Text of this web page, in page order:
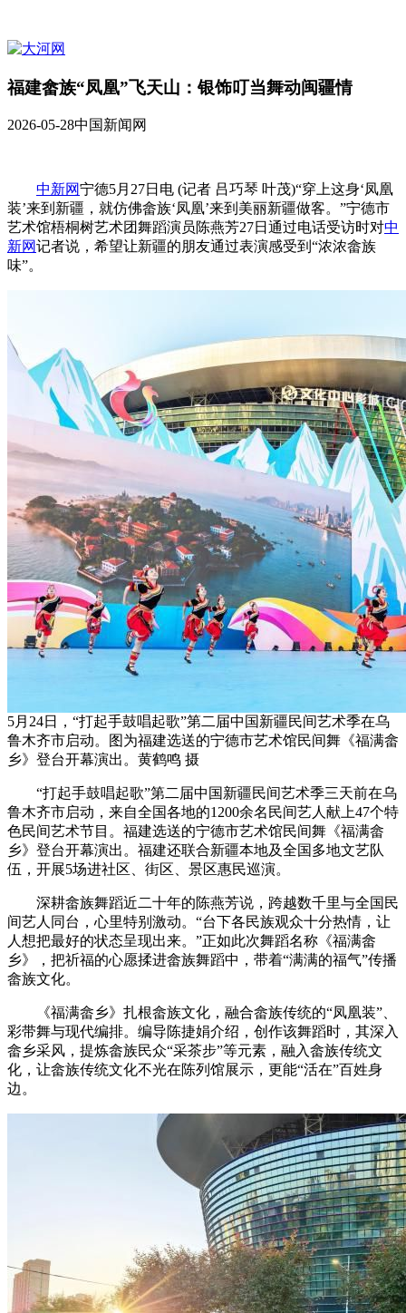
福建畲族“凤凰”飞天山：银饰叮当舞动闽疆情
2026-05-28中国新闻网
中新网宁德5月27日电 (记者 吕巧琴 叶茂)“穿上这身‘凤凰
装’来到新疆，就仿佛畲族‘凤凰’来到美丽新疆做客。”宁德市
艺术馆梧桐树艺术团舞蹈演员陈燕芳27日通过电话受访时对中
新网记者说，希望让新疆的朋友通过表演感受到“浓浓畲族
味”。
5月24日，“打起手鼓唱起歌”第二届中国新疆民间艺术季在乌
鲁木齐市启动。图为福建选送的宁德市艺术馆民间舞《福满畲
乡》登台开幕演出。黄鹤鸣 摄
“打起手鼓唱起歌”第二届中国新疆民间艺术季三天前在乌
鲁木齐市启动，来自全国各地的1200余名民间艺人献上47个特
色民间艺术节目。福建选送的宁德市艺术馆民间舞《福满畲
乡》登台开幕演出。福建还联合新疆本地及全国多地文艺队
伍，开展5场进社区、街区、景区惠民巡演。
深耕畲族舞蹈近二十年的陈燕芳说，跨越数千里与全国民
间艺人同台，心里特别激动。“台下各民族观众十分热情，让
人想把最好的状态呈现出来。”正如此次舞蹈名称《福满畲
乡》，把祈福的心愿揉进畲族舞蹈中，带着“满满的福气”传播
畲族文化。
《福满畲乡》扎根畲族文化，融合畲族传统的“凤凰装”、
彩带舞与现代编排。编导陈捷娟介绍，创作该舞蹈时，其深入
畲乡采风，提炼畲族民众“采茶步”等元素，融入畲族传统文
化，让畲族传统文化不光在陈列馆展示，更能“活在”百姓身
边。